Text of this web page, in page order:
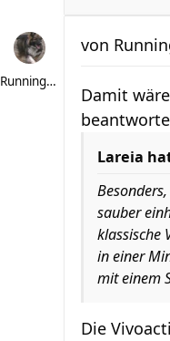
RunningPotatoe
von
Damit
Lareia
sauber
klassische
in einer
mit einem
Die